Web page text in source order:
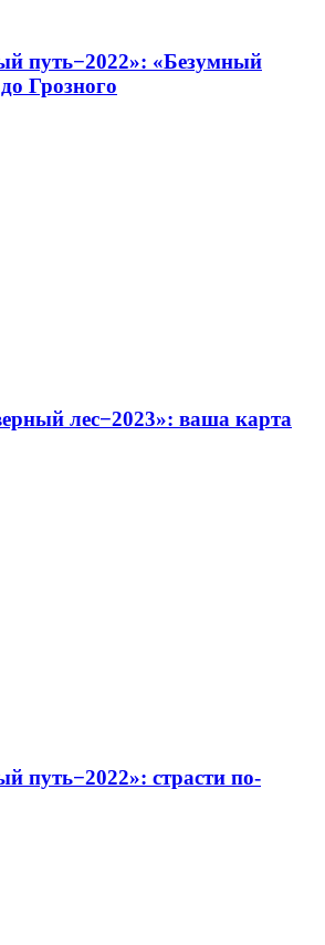
путь−2022»: «Безумный
Грозного
лес−2023»: ваша карта
путь−2022»: страсти по-